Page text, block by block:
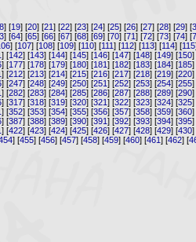
] [19] [20] [21] [22] [23] [24] [25] [26] [27] [28] [29] [
] [64] [65] [66] [67] [68] [69] [70] [71] [72] [73] [74] [
] [107] [108] [109] [110] [111] [112] [113] [114] [115
] [142] [143] [144] [145] [146] [147] [148] [149] [150]
] [177] [178] [179] [180] [181] [182] [183] [184] [185]
] [212] [213] [214] [215] [216] [217] [218] [219] [220]
] [247] [248] [249] [250] [251] [252] [253] [254] [255]
] [282] [283] [284] [285] [286] [287] [288] [289] [290]
] [317] [318] [319] [320] [321] [322] [323] [324] [325]
] [352] [353] [354] [355] [356] [357] [358] [359] [360]
] [387] [388] [389] [390] [391] [392] [393] [394] [395]
] [422] [423] [424] [425] [426] [427] [428] [429] [430]
] [455] [456] [457] [458] [459] [460] [461 ] [462] [